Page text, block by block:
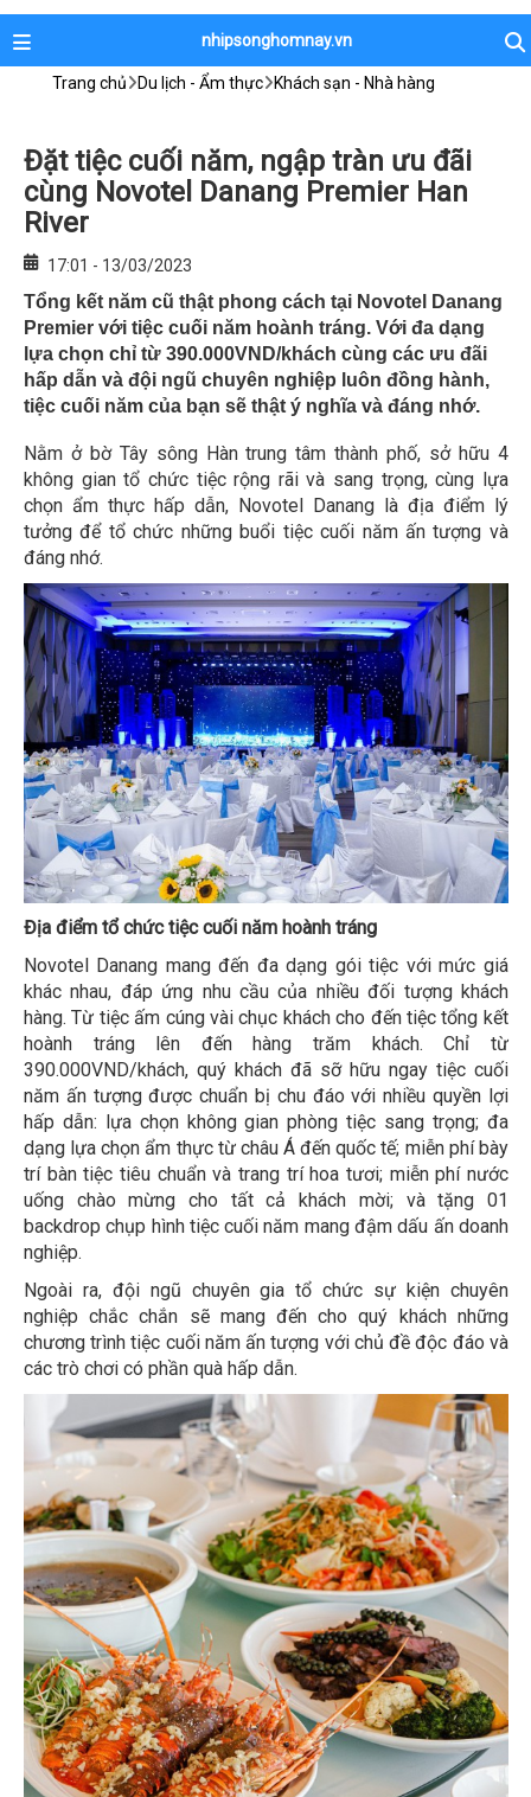
nhipsonghomnay.vn
Trang chủ Du lịch - Ẩm thực Khách sạn - Nhà hàng
Đặt tiệc cuối năm, ngập tràn ưu đãi
cùng Novotel Danang Premier Han
River
17:01 - 13/03/2023
Tổng kết năm cũ thật phong cách tại Novotel Danang
Premier với tiệc cuối năm hoành tráng. Với đa dạng
lựa chọn chỉ từ 390.000VND/khách cùng các ưu đãi
hấp dẫn và đội ngũ chuyên nghiệp luôn đồng hành,
tiệc cuối năm của bạn sẽ thật ý nghĩa và đáng nhớ.
Nằm ở bờ Tây sông Hàn trung tâm thành phố, sở hữu 4
không gian tổ chức tiệc rộng rãi và sang trọng, cùng lựa
chọn ẩm thực hấp dẫn, Novotel Danang là địa điểm lý
tưởng để tổ chức những buổi tiệc cuối năm ấn tượng và
đáng nhớ.
Địa điểm tổ chức tiệc cuối năm hoành tráng
Novotel Danang mang đến đa dạng gói tiệc với mức giá
khác nhau, đáp ứng nhu cầu của nhiều đối tượng khách
hàng. Từ tiệc ấm cúng vài chục khách cho đến tiệc tổng kết
hoành tráng lên đến hàng trăm khách. Chỉ từ
390.000VND/khách, quý khách đã sỡ hữu ngay tiệc cuối
năm ấn tượng được chuẩn bị chu đáo với nhiều quyền lợi
hấp dẫn: lựa chọn không gian phòng tiệc sang trọng; đa
dạng lựa chọn ẩm thực từ châu Á đến quốc tế; miễn phí bày
trí bàn tiệc tiêu chuẩn và trang trí hoa tươi; miễn phí nước
uống chào mừng cho tất cả khách mời; và tặng 01
backdrop chụp hình tiệc cuối năm mang đậm dấu ấn doanh
nghiệp.
Ngoài ra, đội ngũ chuyên gia tổ chức sự kiện chuyên
nghiệp chắc chắn sẽ mang đến cho quý khách những
chương trình tiệc cuối năm ấn tượng với chủ đề độc đáo và
các trò chơi có phần quà hấp dẫn.